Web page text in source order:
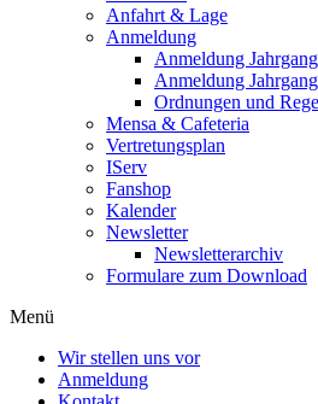
Anfahrt & Lage
Anmeldung
Anmeldung
Anmeldung
Ordnungen und
Mensa & Cafeteria
Vertretungsplan
IServ
Fanshop
Kalender
Newsletter
Newsletterarchiv
Formulare zum Download
Menü
Wir stellen uns vor
Anmeldung